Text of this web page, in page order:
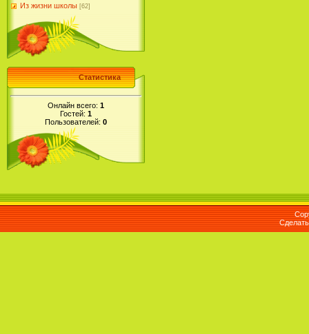
Из жизни школы [62]
Статистика
Онлайн всего: 1
Гостей: 1
Пользователей: 0